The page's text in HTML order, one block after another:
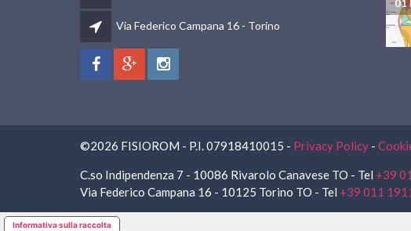
Via Federico Campana 16 - Torino
01
©2026 FISIOROM - P.I. 07918410015 - Privacy Policy -
C.so Indipendenza 7 - 10086 Rivarolo Canavese TO - Tel +39
Via Federico Campana 16 - 10125 Torino TO - Tel +39 011
Informativa sulla raccolta